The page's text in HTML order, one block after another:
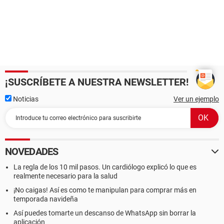
¡SUSCRÍBETE A NUESTRA NEWSLETTER!
Noticias Ver un ejemplo
NOVEDADES
La regla de los 10 mil pasos. Un cardiólogo explicó lo que es
realmente necesario para la salud
¡No caigas! Así es como te manipulan para comprar más en
temporada navideña
Así puedes tomarte un descanso de WhatsApp sin borrar la
aplicación